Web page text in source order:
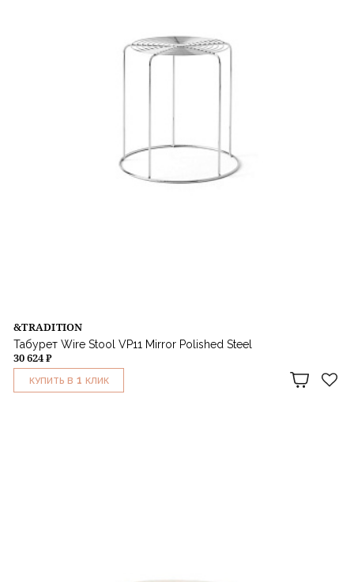
&TRADITION
Табурет Wire Stool VP11 Mirror Polished Steel
30 624 ₽
КУПИТЬ В 1 КЛИК